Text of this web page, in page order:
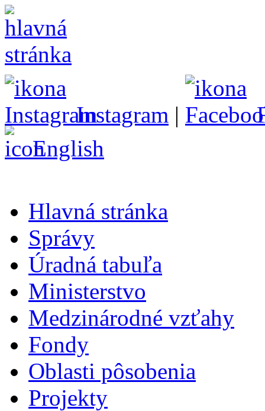
Instagram |
English
Hlavná stránka
Správy
Úradná tabuľa
Ministerstvo
Medzinárodné vzťahy
Fondy
Oblasti pôsobenia
Projekty